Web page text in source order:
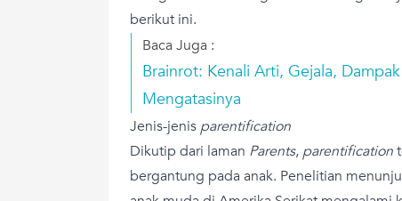
berikut ini.
Baca Juga :
Brainrot: Kenali Arti, Gejala,
Mengatasinya
Jenis-jenis parentification
Dikutip dari laman Parents, parentification
bergantung pada anak. Penelitian